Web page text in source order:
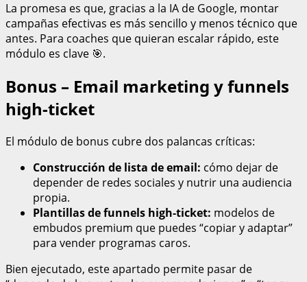
La promesa es que, gracias a la IA de Google, montar
campañas efectivas es más sencillo y menos técnico que
antes. Para coaches que quieran escalar rápido, este
módulo es clave 🎯.
Bonus – Email marketing y funnels
high-ticket
El módulo de bonus cubre dos palancas críticas:
Construcción de lista de email: cómo dejar de
depender de redes sociales y nutrir una audiencia
propia.
Plantillas de funnels high-ticket: modelos de
embudos premium que puedes “copiar y adaptar”
para vender programas caros.
Bien ejecutado, este apartado permite pasar de